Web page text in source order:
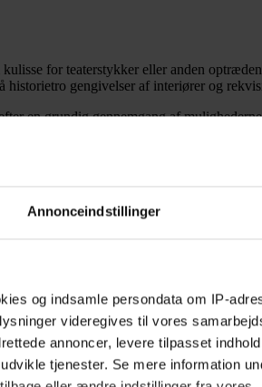
Annonceindstillinger
og indsamle persondata om IP-
videregives til vores
annoncer, levere tilpasset
tjenester. Se mere information
for teaterstykker eller anden
gengivelser af interiører og
en grundig gennemgang af
er realistiske - men tidskrævende.
og igen, her er elektriske
er ambitionen ikke en fuldstændig
kunstneriske udtryksformer i forbindelse